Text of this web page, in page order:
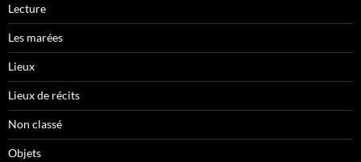
Lecture
Les marées
Lieux
Lieux de récits
Non classé
Objets